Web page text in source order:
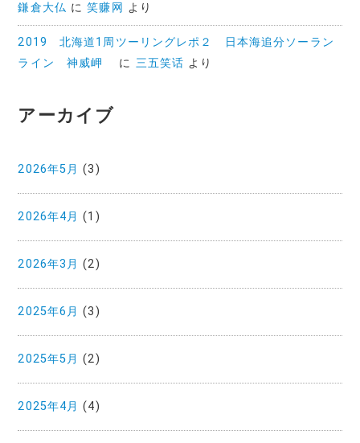
鎌倉大仏 に笑赚网 より
2019 北海道1周ツーリングレポ２ 日本海追分ソーラン
ライン 神威岬
に 三五笑话 より
アーカイブ
2026年5月 (3)
2026年4月 (1)
2026年3月 (2)
2025年6月 (3)
2025年5月 (2)
2025年4月 (4)